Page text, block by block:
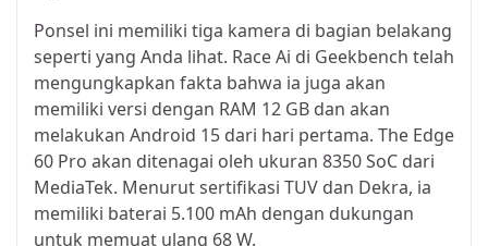
Ponsel ini memiliki tiga kamera di bagian belakang
seperti yang Anda lihat. Race Ai di Geekbench telah
mengungkapkan fakta bahwa ia juga akan
memiliki versi dengan RAM 12 GB dan akan
melakukan Android 15 dari hari pertama. The Edge
60 Pro akan ditenagai oleh ukuran 8350 SoC dari
MediaTek. Menurut sertifikasi TUV dan Dekra, ia
memiliki baterai 5.100 mAh dengan dukungan
untuk memuat ulang 68 W.